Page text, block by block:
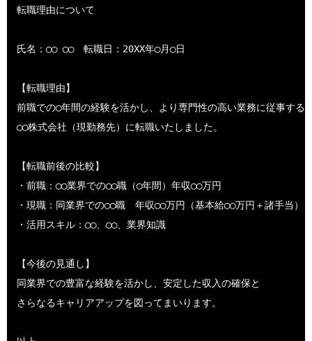
転職理由について
氏名：◯◯ ◯◯　転職日：20XX年◯月◯日
【転職理由】
前職での◯年間の経験を活かし、より専門性の高い業務に従事する
◯◯株式会社（現勤務先）に転職いたしました。
【転職前後の比較】
・前職：◯◯業界での◯◯職（◯年間）年収◯◯万円
・現職：同業界での◯◯職　年収◯◯万円（基本給◯◯万円＋諸手当）
・活用スキル：◯◯、◯◯、業界知識
【今後の見通し】
同業界での豊富な経験を活かし、安定した収入の確保と
さらなるキャリアアップを図ってまいります。